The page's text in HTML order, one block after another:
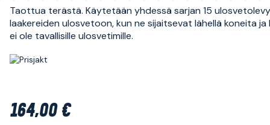
Taottua terästä. Käytetään yhdessä sarjan 15
laakereiden ulosvetoon, kun ne sijaitsevat lähellä koneita ja
ei ole tavallisille ulosvetimille.
164,00 €